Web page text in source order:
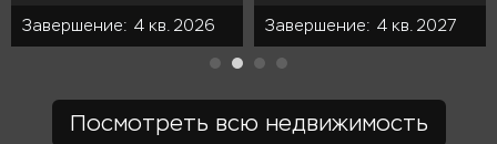
Завершение: 4 кв. 2026 Завершение: 4 кв. 2027
Посмотреть всю недвижимость